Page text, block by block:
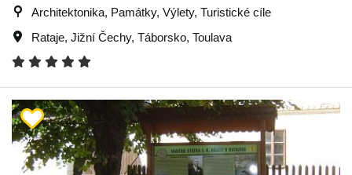
Architektonika, Památky, Výlety, Turistické cíle
Rataje, Jižní Čechy, Táborsko, Toulava